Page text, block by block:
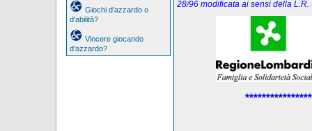
Giochi d'azzardo o
d'abilità?
Vincere giocando
d'azzardo?
28/96 modificata ai sensi della